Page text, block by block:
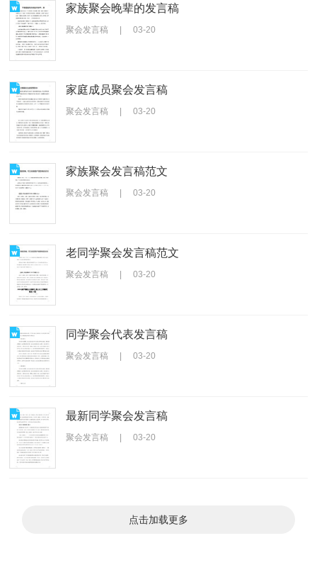
家族聚会晚辈的发言稿
聚会发言稿 03-20
家庭成员聚会发言稿
聚会发言稿 03-20
家族聚会发言稿范文
聚会发言稿 03-20
老同学聚会发言稿范文
聚会发言稿 03-20
同学聚会代表发言稿
聚会发言稿 03-20
最新同学聚会发言稿
聚会发言稿 03-20
点击加载更多